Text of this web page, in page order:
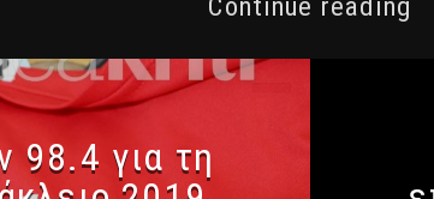
Continue reading
98.4 για τη